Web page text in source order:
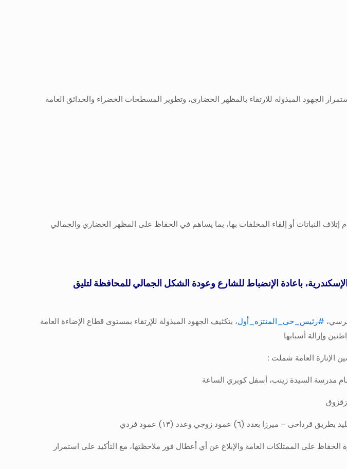
الجهود المبذوله للارتقاء بالمظهر الحضارى، وتطوير المسطحات الخضراء والحدائق العامة
النباتات أو إلقاء المخلفات بها، بما يساهم في الحفاظ على المظهر الحضاري والجمالي
، باعادة الإنضباط للشارع وعودة الشكل الجمالي للمحافظة لتليق
#رئيس_حى_المنتزه_أول، بتكثيف الجهود المبذولة للإرتقاء بمستوى قطاع الإضاءة العامة
وإزالة أسبابها
الإنارة العامة شملت :
مدرسة السيدة زينب، أسفل كوبري الساعة
زقزوق
ميرزا بعدد (٦) عمود زوجي وعدد (١٣) عمود فردي
على الممتلكات العامة والإبلاغ عن أي أعطال فور ملاحظتها، مع التأكيد على استمرار